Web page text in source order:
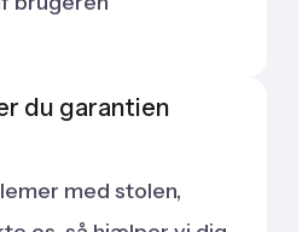
du garantien
med stolen,